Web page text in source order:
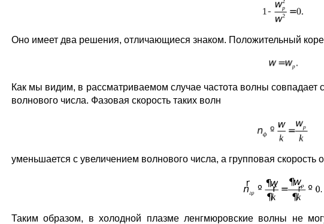
Оно имеет два решения, отличающиеся знаком. Положительный
Как мы видим, в рассматриваемом случае частота волны совпадает
волнового числа. Фазовая скорость таких волн
уменьшается с увеличением волнового числа, а групповая скорость
Таким образом, в холодной плазме ленгмюровские волны не